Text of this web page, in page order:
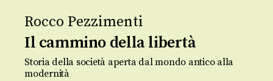
Rocco Pezzimenti
Il cammino della libertà
Storia della società aperta dal mondo antico alla
modernità